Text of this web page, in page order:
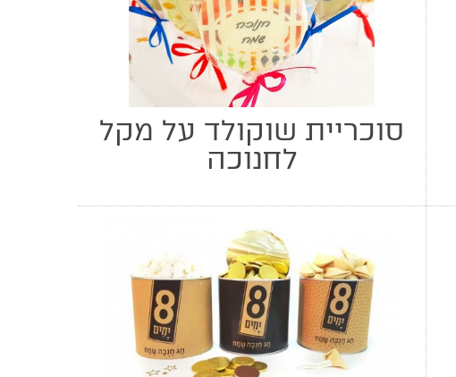
סוכריית שוקולד על מקל
לחנוכה